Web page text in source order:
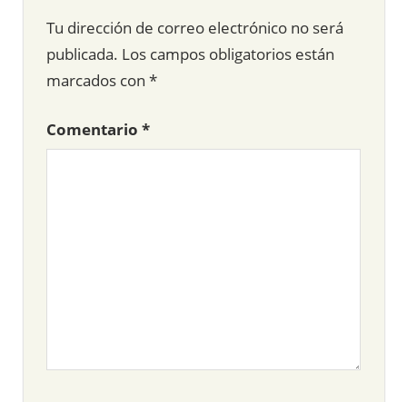
Tu dirección de correo electrónico no será
publicada. Los campos obligatorios están
marcados con *
Comentario *